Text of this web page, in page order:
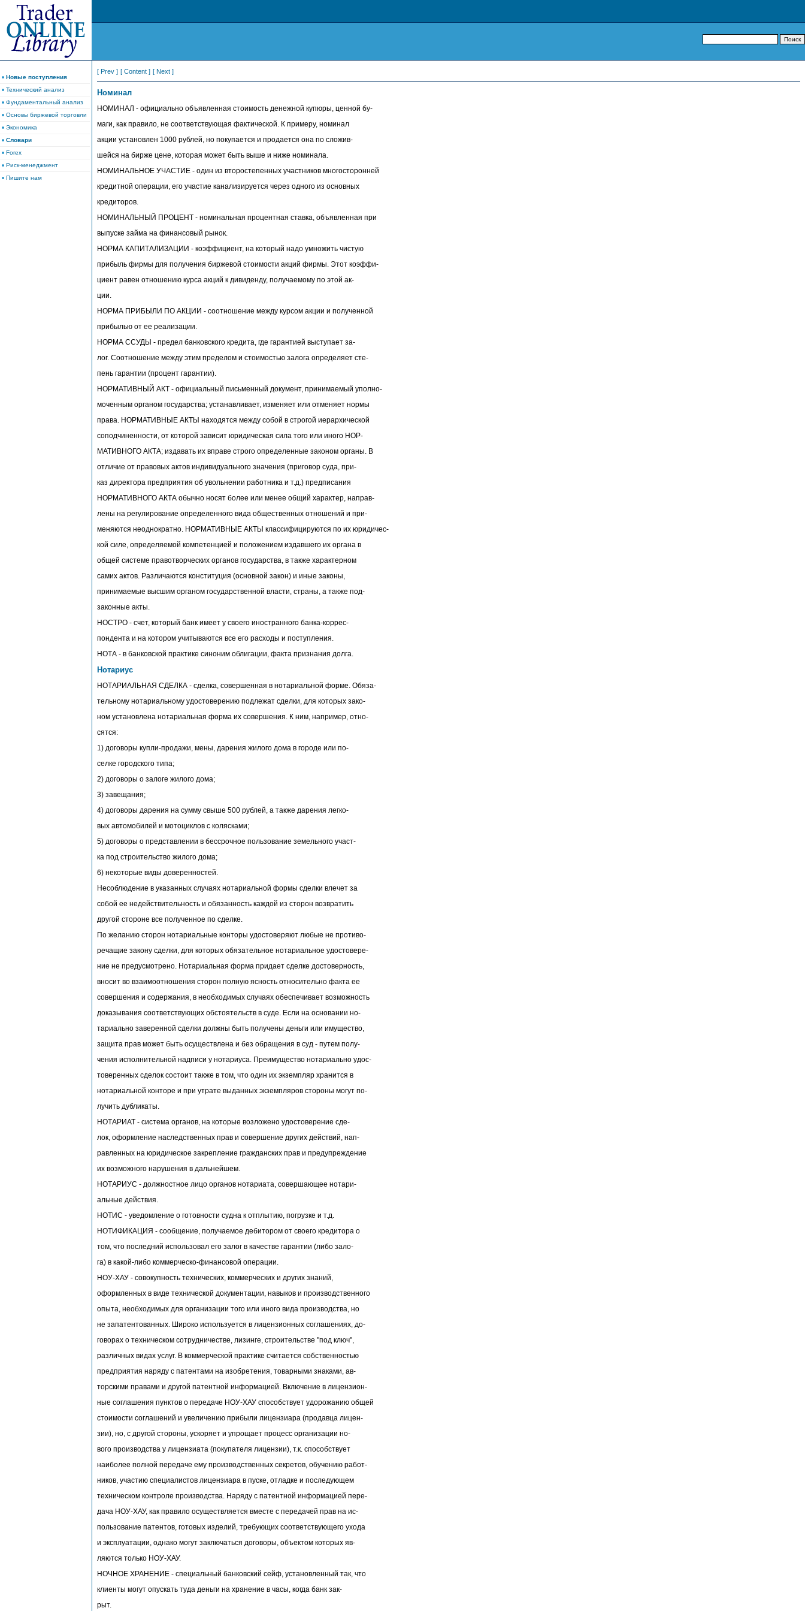
Новые поступления
Технический анализ
Фундаментальный анализ
Основы биржевой торговли
Экономика
Словари
Forex
Риск-менеджмент
Пишите нам
[ Prev ] [ Content ] [ Next ]
Номинал
НОМИНАЛ - официально объявленная стоимость денежной купюры, ценной бу-
маги, как правило, не соответствующая фактической. К примеру, номинал
акции установлен 1000 рублей, но покупается и продается она по сложив-
шейся на бирже цене, которая может быть выше и ниже номинала.
НОМИНАЛЬНОЕ УЧАСТИЕ - один из второстепенных участников многосторонней
кредитной операции, его участие канализируется через одного из основных
кредиторов.
НОМИНАЛЬНЫЙ ПРОЦЕНТ - номинальная процентная ставка, объявленная при
выпуске займа на финансовый рынок.
НОРМА КАПИТАЛИЗАЦИИ - коэффициент, на который надо умножить чистую
прибыль фирмы для получения биржевой стоимости акций фирмы. Этот коэффи-
циент равен отношению курса акций к дивиденду, получаемому по этой ак-
ции.
НОРМА ПРИБЫЛИ ПО АКЦИИ - соотношение между курсом акции и полученной
прибылью от ее реализации.
НОРМА ССУДЫ - предел банковского кредита, где гарантией выступает за-
лог. Соотношение между этим пределом и стоимостью залога определяет сте-
пень гарантии (процент гарантии).
НОРМАТИВНЫЙ АКТ - официальный письменный документ, принимаемый уполно-
моченным органом государства; устанавливает, изменяет или отменяет нормы
права. НОРМАТИВНЫЕ АКТЫ находятся между собой в строгой иерархической
соподчиненности, от которой зависит юридическая сила того или иного НОР-
МАТИВНОГО АКТА; издавать их вправе строго определенные законом органы. В
отличие от правовых актов индивидуального значения (приговор суда, при-
каз директора предприятия об увольнении работника и т.д.) предписания
НОРМАТИВНОГО АКТА обычно носят более или менее общий характер, направ-
лены на регулирование определенного вида общественных отношений и при-
меняются неоднократно. НОРМАТИВНЫЕ АКТЫ классифицируются по их юридичес-
кой силе, определяемой компетенцией и положением издавшего их органа в
общей системе правотворческих органов государства, в также характерном
самих актов. Различаются конституция (основной закон) и иные законы,
принимаемые высшим органом государственной власти, страны, а также под-
законные акты.
НОСТРО - счет, который банк имеет у своего иностранного банка-коррес-
пондента и на котором учитываются все его расходы и поступления.
НОТА - в банковской практике синоним облигации, факта признания долга.
Нотариус
НОТАРИАЛЬНАЯ СДЕЛКА - сделка, совершенная в нотариальной форме. Обяза-
тельному нотариальному удостоверению подлежат сделки, для которых зако-
ном установлена нотариальная форма их совершения. К ним, например, отно-
сятся:
1) договоры купли-продажи, мены, дарения жилого дома в городе или по-
селке городского типа;
2) договоры о залоге жилого дома;
3) завещания;
4) договоры дарения на сумму свыше 500 рублей, а также дарения легко-
вых автомобилей и мотоциклов с колясками;
5) договоры о представлении в бессрочное пользование земельного участ-
ка под строительство жилого дома;
6) некоторые виды доверенностей.
Несоблюдение в указанных случаях нотариальной формы сделки влечет за
собой ее недействительность и обязанность каждой из сторон возвратить
другой стороне все полученное по сделке.
По желанию сторон нотариальные конторы удостоверяют любые не противо-
речащие закону сделки, для которых обязательное нотариальное удостовере-
ние не предусмотрено. Нотариальная форма придает сделке достоверность,
вносит во взаимоотношения сторон полную ясность относительно факта ее
совершения и содержания, в необходимых случаях обеспечивает возможность
доказывания соответствующих обстоятельств в суде. Если на основании но-
тариально заверенной сделки должны быть получены деньги или имущество,
защита прав может быть осуществлена и без обращения в суд - путем полу-
чения исполнительной надписи у нотариуса. Преимущество нотариально удос-
товеренных сделок состоит также в том, что один их экземпляр хранится в
нотариальной конторе и при утрате выданных экземпляров стороны могут по-
лучить дубликаты.
НОТАРИАТ - система органов, на которые возложено удостоверение сде-
лок, оформление наследственных прав и совершение других действий, нап-
равленных на юридическое закрепление гражданских прав и предупреждение
их возможного нарушения в дальнейшем.
НОТАРИУС - должностное лицо органов нотариата, совершающее нотари-
альные действия.
НОТИС - уведомление о готовности судна к отплытию, погрузке и т.д.
НОТИФИКАЦИЯ - сообщение, получаемое дебитором от своего кредитора о
том, что последний использовал его залог в качестве гарантии (либо зало-
га) в какой-либо коммерческо-финансовой операции.
НОУ-ХАУ - совокупность технических, коммерческих и других знаний,
оформленных в виде технической документации, навыков и производственного
опыта, необходимых для организации того или иного вида производства, но
не запатентованных. Широко используется в лицензионных соглашениях, до-
говорах о техническом сотрудничестве, лизинге, строительстве "под ключ",
различных видах услуг. В коммерческой практике считается собственностью
предприятия наряду с патентами на изобретения, товарными знаками, ав-
торскими правами и другой патентной информацией. Включение в лицензион-
ные соглашения пунктов о передаче НОУ-ХАУ способствует удорожанию общей
стоимости соглашений и увеличению прибыли лицензиара (продавца лицен-
зии), но, с другой стороны, ускоряет и упрощает процесс организации но-
вого производства у лицензиата (покупателя лицензии), т.к. способствует
наиболее полной передаче ему производственных секретов, обучению работ-
ников, участию специалистов лицензиара в пуске, отладке и последующем
техническом контроле производства. Наряду с патентной информацией пере-
дача НОУ-ХАУ, как правило осуществляется вместе с передачей прав на ис-
пользование патентов, готовых изделий, требующих соответствующего ухода
и эксплуатации, однако могут заключаться договоры, объектом которых яв-
ляются только НОУ-ХАУ.
НОЧНОЕ ХРАНЕНИЕ - специальный банковский сейф, установленный так, что
клиенты могут опускать туда деньги на хранение в часы, когда банк зак-
рыт.